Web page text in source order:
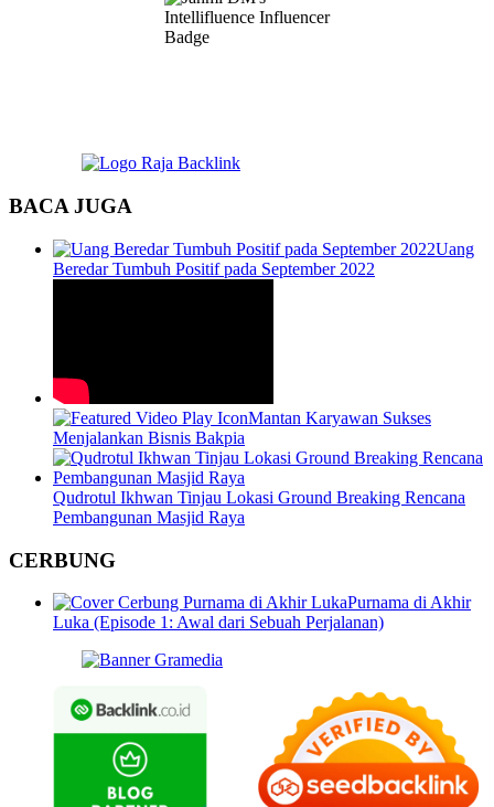
BACA JUGA
Uang
Beredar Tumbuh Positif pada September 2022
Mantan Karyawan Sukses
Menjalankan Bisnis Bakpia
Qudrotul Ikhwan Tinjau Lokasi Ground Breaking Rencana
Pembangunan Masjid Raya
CERBUNG
Purnama di Akhir
Luka (Episode 1: Awal dari Sebuah Perjalanan)